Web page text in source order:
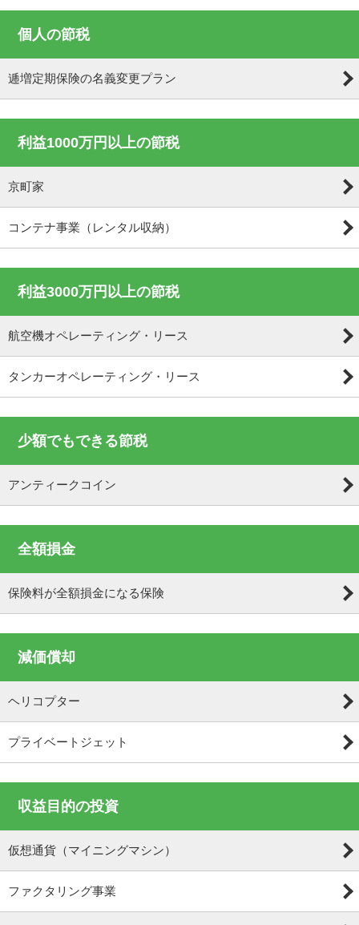
個人の節税
逓増定期保険の名義変更プラン
利益1000万円以上の節税
京町家
コンテナ事業（レンタル収納）
利益3000万円以上の節税
航空機オペレーティング・リース
タンカーオペレーティング・リース
少額でもできる節税
アンティークコイン
全額損金
保険料が全額損金になる保険
減価償却
ヘリコプター
プライベートジェット
収益目的の投資
仮想通貨（マイニングマシン）
ファクタリング事業